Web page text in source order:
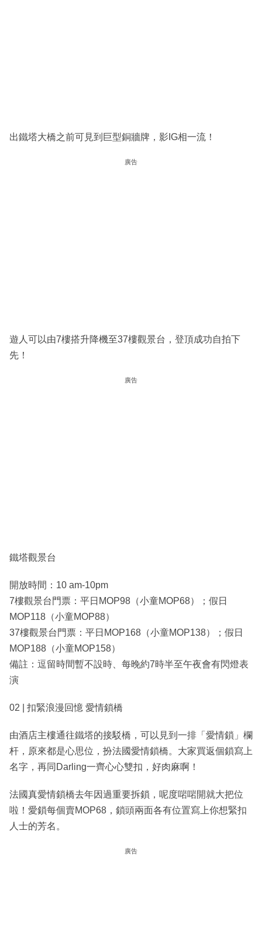
出鐵塔大橋之前可見到巨型銅牆牌，影IG相一流！
廣告
遊人可以由7樓搭升降機至37樓觀景台，登頂成功自拍下
先！
廣告
鐵塔觀景台
開放時間：10 am-10pm
7樓觀景台門票：平日MOP98（小童MOP68）；假日
MOP118（小童MOP88）
37樓觀景台門票：平日MOP168（小童MOP138）；假日
MOP188（小童MOP158）
備註：逗留時間暫不設時、每晚約7時半至午夜會有閃燈表
演
02 | 扣緊浪漫回憶 愛情鎖橋
由酒店主樓通往鐵塔的接駁橋，可以見到一排「愛情鎖」欄
杆，原來都是心思位，扮法國愛情鎖橋。大家買返個鎖寫上
名字，再同Darling一齊心心雙扣，好肉麻啊！
法國真愛情鎖橋去年因過重要拆鎖，呢度啱啱開就大把位
啦！愛鎖每個賣MOP68，鎖頭兩面各有位置寫上你想緊扣
人士的芳名。
廣告